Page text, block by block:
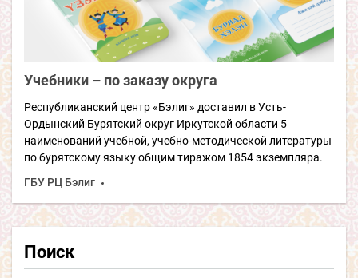
Учебники – по заказу округа
Республиканский центр «Бэлиг» доставил в Усть-
Ордынский Бурятский округ Иркутской области 5
наименований учебной, учебно-методической литературы
по бурятскому языку общим тиражом 1854 экземпляра.
ГБУ РЦ Бэлиг
Поиск